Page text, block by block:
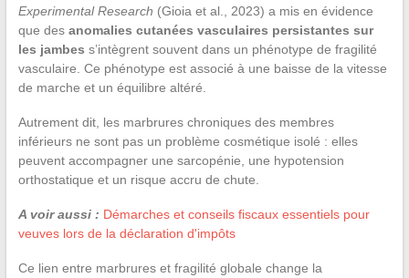
Experimental Research (Gioia et al., 2023) a mis en évidence
que des anomalies cutanées vasculaires persistantes sur
les jambes s’intègrent souvent dans un phénotype de fragilité
vasculaire. Ce phénotype est associé à une baisse de la vitesse
de marche et un équilibre altéré.
Autrement dit, les marbrures chroniques des membres
inférieurs ne sont pas un problème cosmétique isolé : elles
peuvent accompagner une sarcopénie, une hypotension
orthostatique et un risque accru de chute.
A voir aussi : Démarches et conseils fiscaux essentiels pour
veuves lors de la déclaration d'impôts
Ce lien entre marbrures et fragilité globale change la